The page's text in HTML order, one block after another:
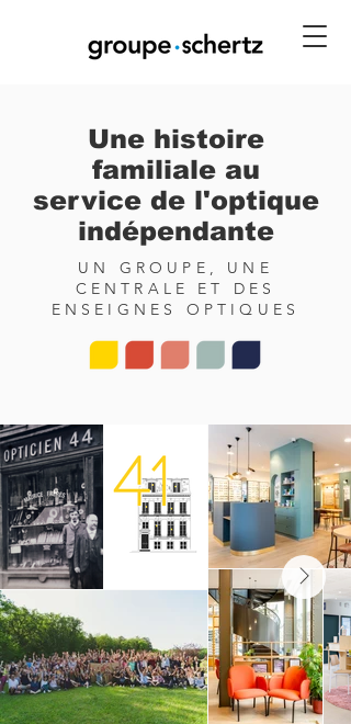
Une histoire
familiale au
service de l'optique
indépendante
UN GROUPE, UNE
CENTRALE ET DES
ENSEIGNES OPTIQUES